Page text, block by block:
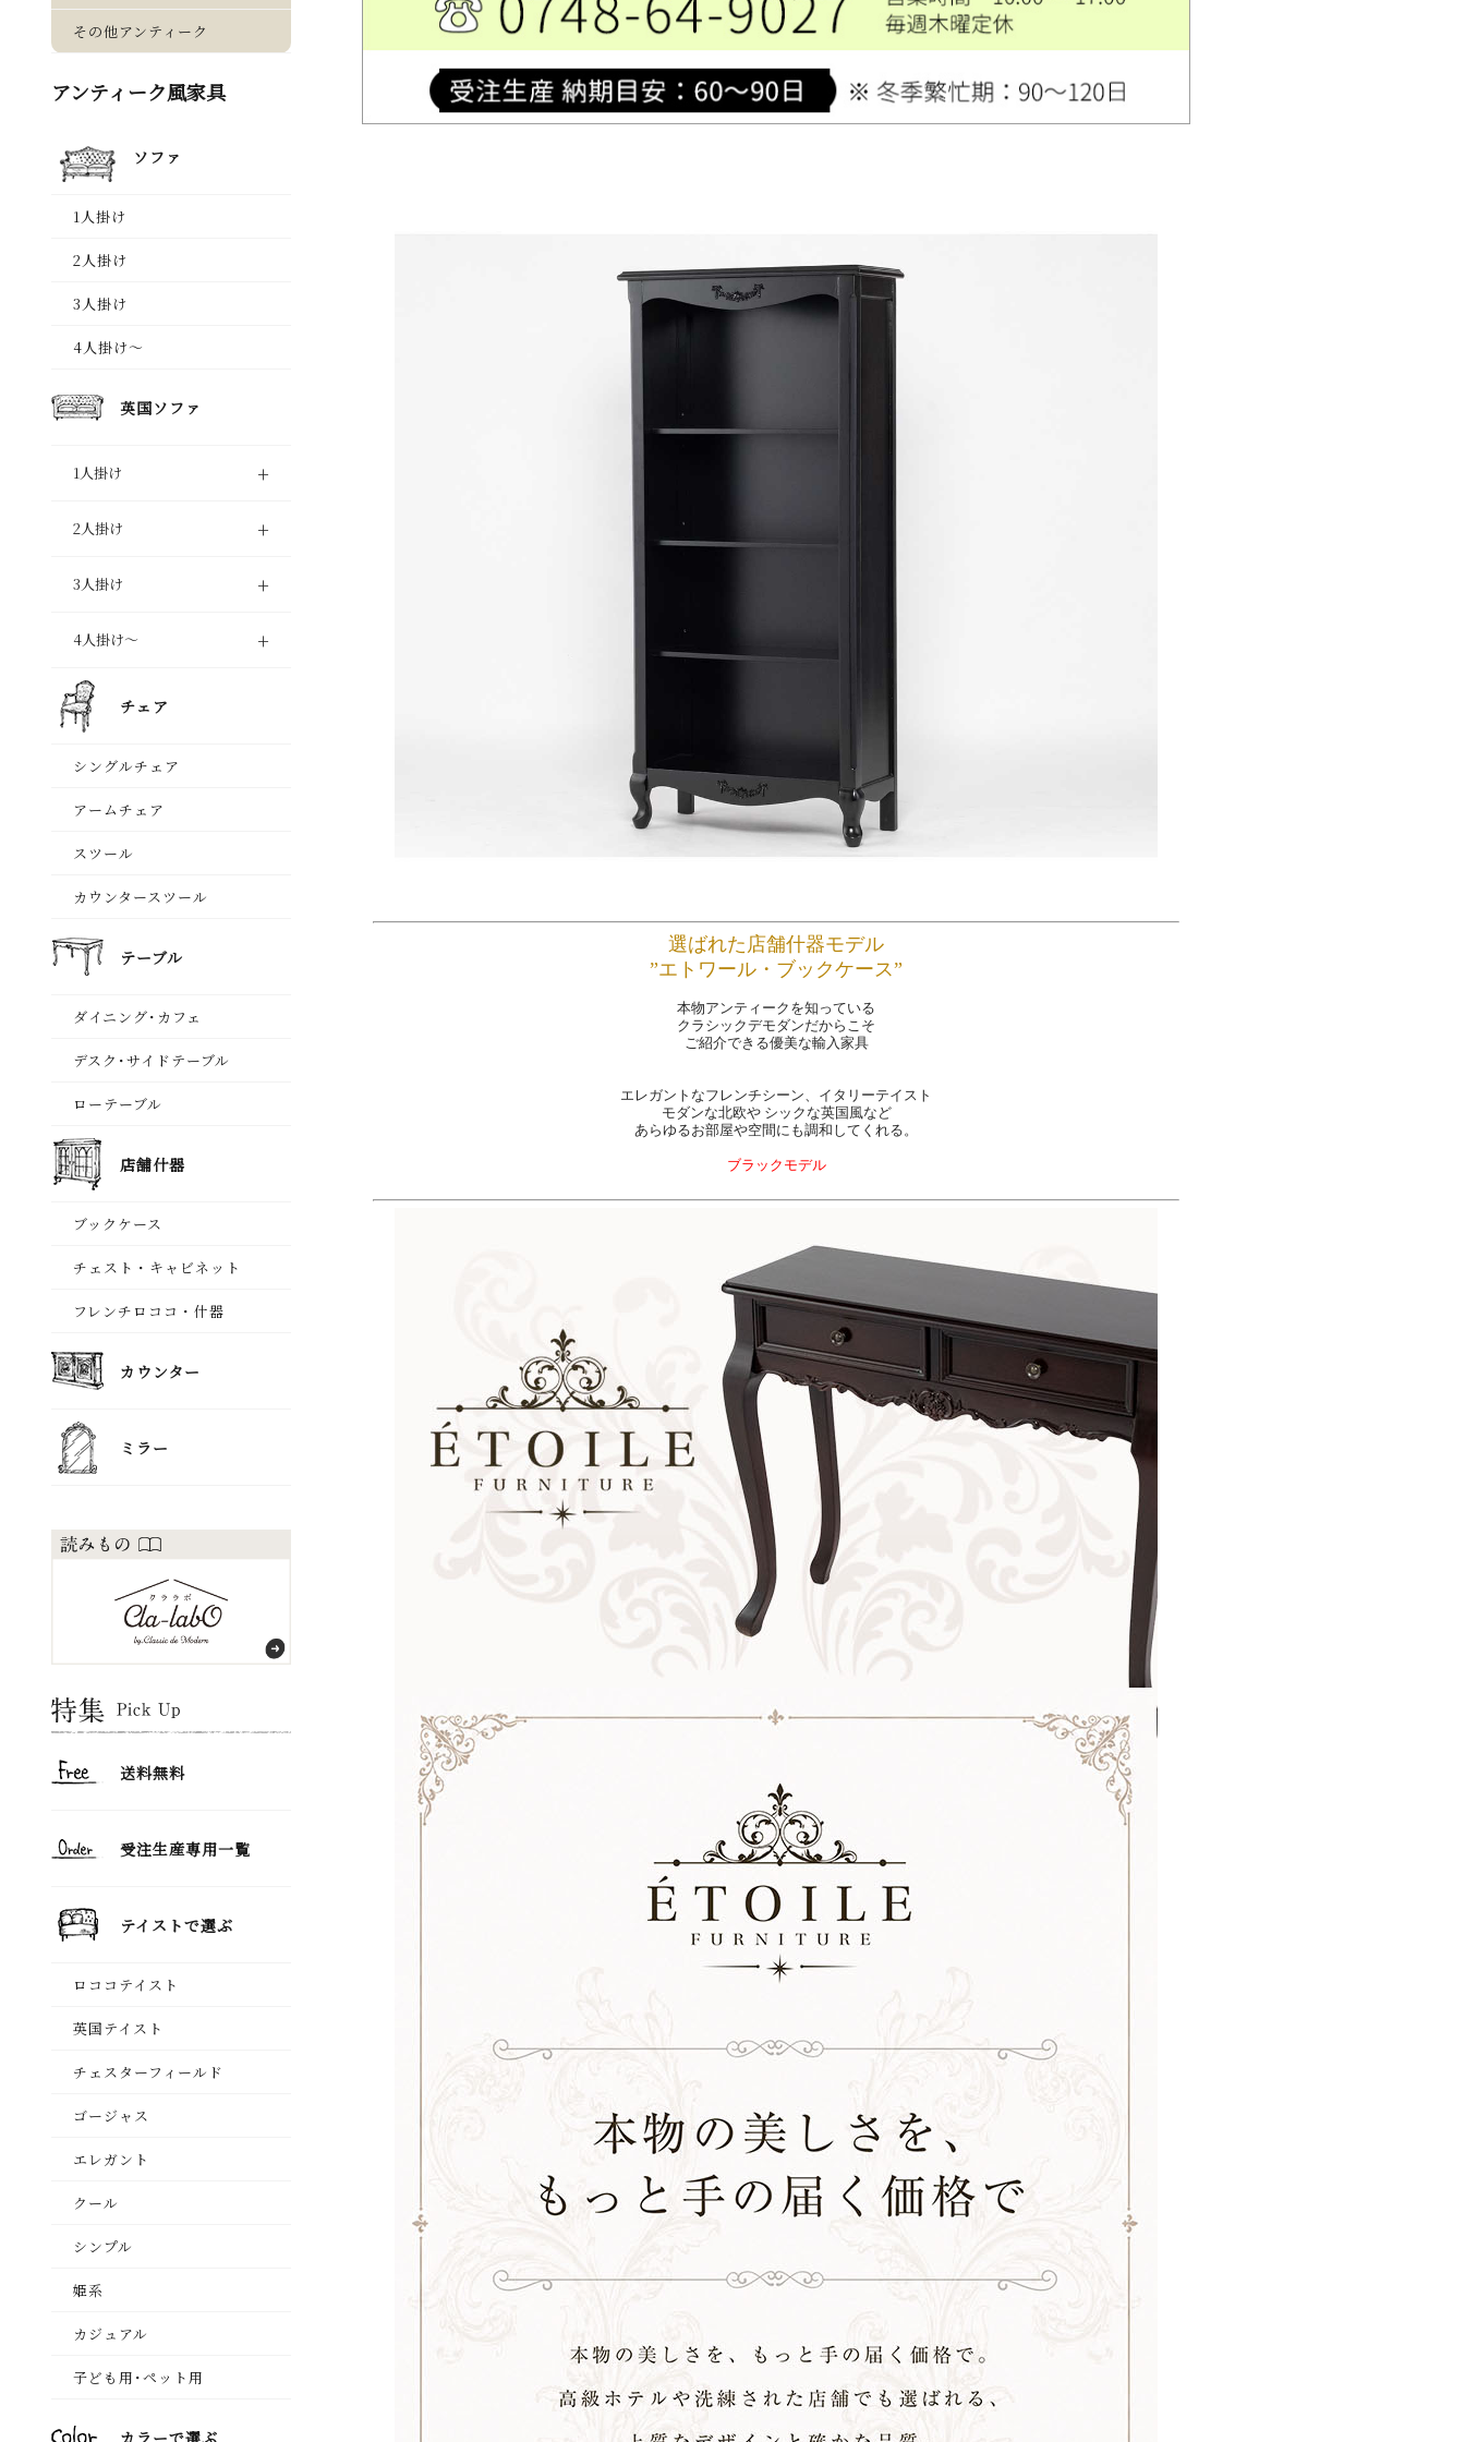
選ばれた店舗什器モデル
”エトワール・ブックケース”
本物アンティークを知っている
クラシックデモダンだからこそ
ご紹介できる優美な輸入家具
エレガントなフレンチシーン、イタリーテイスト
モダンな北欧や シックな英国風など
あらゆるお部屋や空間にも調和してくれる。
ブラックモデル